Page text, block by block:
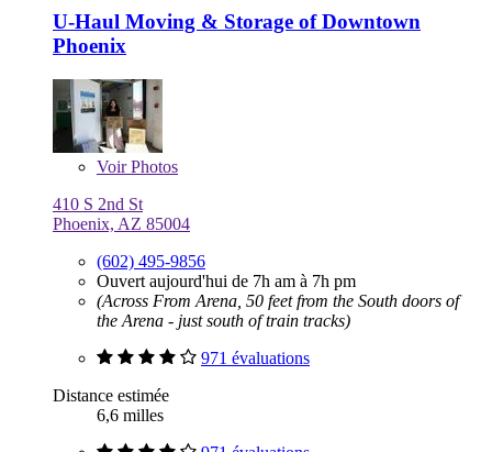
U-Haul Moving & Storage of Downtown
Phoenix
VoirPhotos
410 S 2nd St
Phoenix, AZ 85004
(602) 495-9856
Ouvert aujourd'hui de 7h am à 7h pm
(Across From Arena, 50 feet from the South doors of
the Arena - just south of train tracks)
971 évaluations
Distance estimée
6,6 milles